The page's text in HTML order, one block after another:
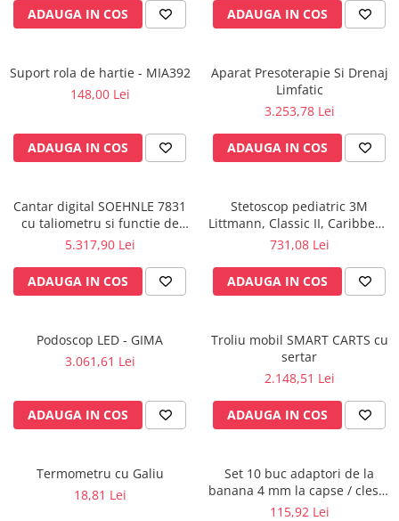
Butelii gaze medicale
Conectori gaze medicinale
Componente statii gaze
Console ATI si UPU
Dispozitive si sisteme de prindere /
Rampa gaze medicale pat pacient
Rampa iluminat alarmare
Accesorii vase
Tevi cupru si accesorii
Lavoare apa sterila
Lavoare chirurgicale
Capsule, filtre finale apa sterila
Manere pentru electrocautere
ADAUGA IN COS ADAUGA IN COS
Suport rola de hartie - MIA392
148,00 Lei
ADAUGA IN COS
Aparat Presoterapie Si Drenaj
Limfatic
3.253,78 Lei
ADAUGA IN COS
Cantar digital SOEHNLE 7831
cu taliometru si functie de
BMI
5.317,90 Lei
ADAUGA IN COS
Stetoscop pediatric 3M
Littmann, Classic II, Caribbean
Blue 2153
731,08 Lei
ADAUGA IN COS
Podoscop LED - GIMA
3.061,61 Lei
ADAUGA IN COS
Troliu mobil SMART CARTS cu
sertar
2.148,51 Lei
ADAUGA IN COS
Termometru cu Galiu
18,81 Lei
Set 10 buc adaptori de la
banana 4 mm la capse / cleste
ekg
115,92 Lei